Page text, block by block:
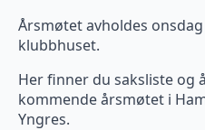
Årsmøtet avholdes
klubbhuset.
Her finner du saksliste
kommende årsmøtet i
Yngres.